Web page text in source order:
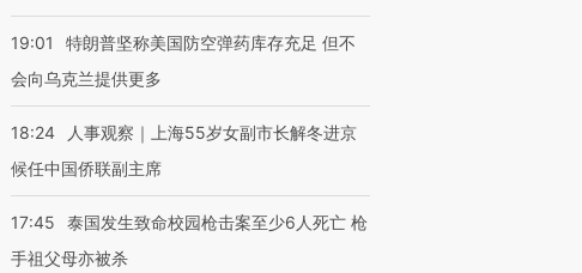
19:01
特朗普坚称美国防空弹药库存充足 但不
会向乌克兰提供更多
18:24
人事观察｜上海55岁女副市长解冬进京
候任中国侨联副主席
17:45
泰国发生致命校园枪击案至少6人死亡 枪
手祖父母亦被杀